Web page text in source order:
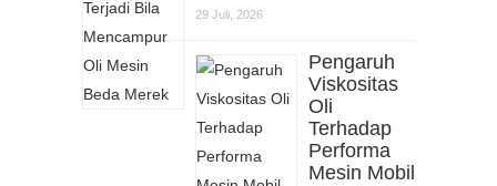
29 Juli, 2026
Pengaruh
Viskositas
Oli
Terhadap
Performa
Mesin Mobil